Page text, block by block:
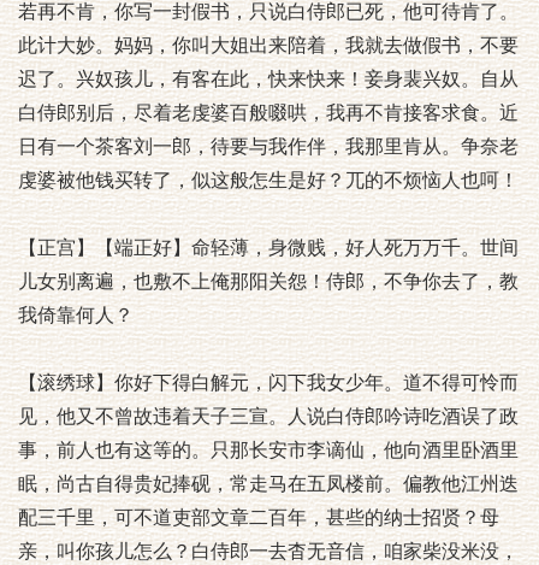
若再不肯，你写一封假书，只说白侍郎已死，他可待肯了。
此计大妙。妈妈，你叫大姐出来陪着，我就去做假书，不要
迟了。兴奴孩儿，有客在此，快来快来！妾身裴兴奴。自从
白侍郎别后，尽着老虔婆百般啜哄，我再不肯接客求食。近
日有一个茶客刘一郎，待要与我作伴，我那里肯从。争奈老
虔婆被他钱买转了，似这般怎生是好？兀的不烦恼人也呵！
【正宫】【端正好】命轻薄，身微贱，好人死万万千。世间
儿女别离遍，也敷不上俺那阳关怨！侍郎，不争你去了，教
我倚靠何人？
【滚绣球】你好下得白解元，闪下我女少年。道不得可怜而
见，他又不曾故违着天子三宣。人说白侍郎吟诗吃酒误了政
事，前人也有这等的。只那长安市李谪仙，他向酒里卧酒里
眠，尚古自得贵妃捧砚，常走马在五凤楼前。偏教他江州迭
配三千里，可不道吏部文章二百年，甚些的纳士招贤？母
亲，叫你孩儿怎么？白侍郎一去杳无音信，咱家柴没米没，